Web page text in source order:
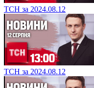
ТСН за 2024.08.12
ТСН за 2024.08.12